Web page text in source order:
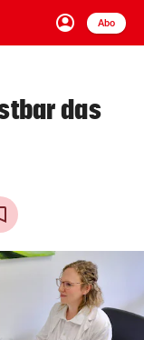
account_circle
Anmelden
Abo
close Schließen
arrow_right
das